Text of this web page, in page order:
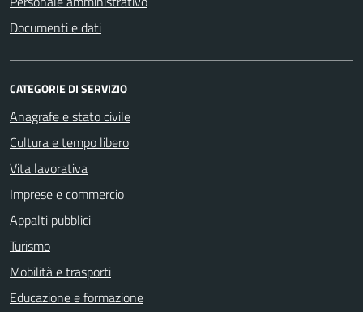
Documenti e dati
CATEGORIE DI SERVIZIO
Anagrafe e stato civile
Cultura e tempo libero
Vita lavorativa
Imprese e commercio
Appalti pubblici
Turismo
Mobilità e trasporti
Educazione e formazione